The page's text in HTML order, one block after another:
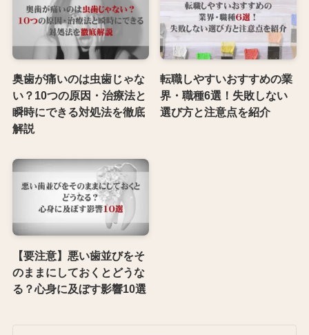
奥歯が痛いのは虫歯じゃな
い？10つの原因・治療法と
瞬時にできる対処法を徹底
解説
転職しやすいおすすめの業
界・職種6選！失敗しない
選び方と注意点を紹介
【要注意】悪い歯並びをそ
のままにしておくとどうな
る？心身に及ぼす影響10選